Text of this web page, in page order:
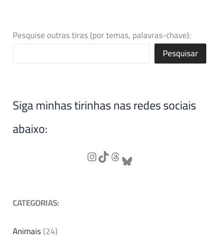
Pesquise outras tiras (por temas, palavras-chave):
Pesquisar
Siga minhas tirinhas nas redes sociais
abaixo:
CATEGORIAS:
Animais(24)